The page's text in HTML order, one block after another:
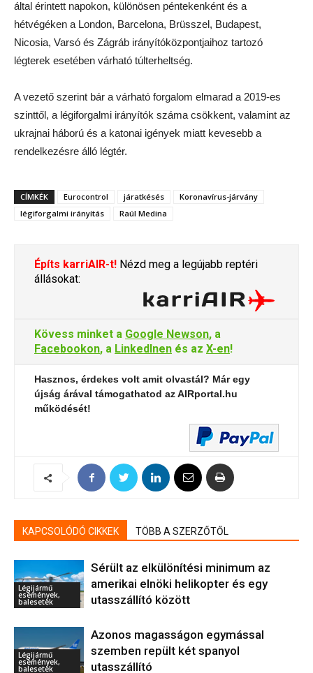
által érintett napokon, különösen péntekenként és a
hétvégéken a London, Barcelona, Brüsszel, Budapest,
Nicosia, Varsó és Zágráb irányítóközpontjaihoz tartozó
légterek esetében várható túlterheltség.
A vezető szerint bár a várható forgalom elmarad a 2019-es
szinttől, a légiforgalmi irányítók száma csökkent, valamint az
ukrajnai háború és a katonai igények miatt kevesebb a
rendelkezésre álló légtér.
CÍMKÉK Eurocontrol járatkésés
Koronavírus-járvány
légiforgalmi irányítás
Raúl Medina
Építs karriAIR-t! Nézd meg a legújabb reptéri
állásokat:
Kövess minket a Google Newson, a
Facebookon, a LinkedInen és az X-en!
Hasznos, érdekes volt amit olvastál? Már egy
újság árával támogathatod az AIRportal.hu
működését!
KAPCSOLÓDÓ CIKKEK TÖBB A SZERZŐTŐL
Légijármű
események,
balesetek
Sérült az elkülönítési minimum az
amerikai elnöki helikopter és egy
utasszállító között
Légijármű
események,
balesetek
Azonos magasságon egymással
szemben repült két spanyol
utasszállító